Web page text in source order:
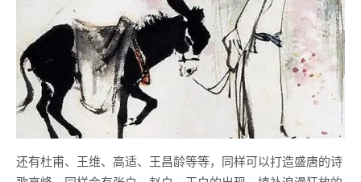
还有杜甫、王维、高适、王昌龄等等，同样可以打造盛唐的诗